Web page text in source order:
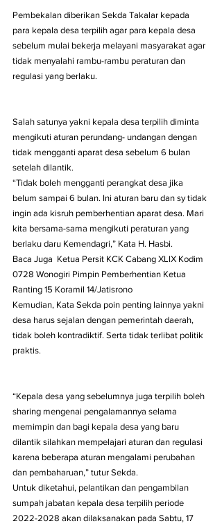
Pembekalan diberikan Sekda Takalar kepada
para kepala desa terpilih agar para kepala desa
sebelum mulai bekerja melayani masyarakat agar
tidak menyalahi rambu-rambu peraturan dan
regulasi yang berlaku.
Salah satunya yakni kepala desa terpilih diminta
mengikuti aturan perundang- undangan dengan
tidak mengganti aparat desa sebelum 6 bulan
setelah dilantik.
“Tidak boleh mengganti perangkat desa jika
belum sampai 6 bulan. Ini aturan baru dan sy tidak
ingin ada kisruh pemberhentian aparat desa. Mari
kita bersama-sama mengikuti peraturan yang
berlaku daru Kemendagri,” Kata H. Hasbi.
Baca Juga  Ketua Persit KCK Cabang XLIX Kodim
0728 Wonogiri Pimpin Pemberhentian Ketua
Ranting 15 Koramil 14/Jatisrono
Kemudian, Kata Sekda poin penting lainnya yakni
desa harus sejalan dengan pemerintah daerah,
tidak boleh kontradiktif. Serta tidak terlibat politik
praktis.
“Kepala desa yang sebelumnya juga terpilih boleh
sharing mengenai pengalamannya selama
memimpin dan bagi kepala desa yang baru
dilantik silahkan mempelajari aturan dan regulasi
karena beberapa aturan mengalami perubahan
dan pembaharuan,” tutur Sekda.
Untuk diketahui, pelantikan dan pengambilan
sumpah jabatan kepala desa terpilih periode
2022-2028 akan dilaksanakan pada Sabtu, 17